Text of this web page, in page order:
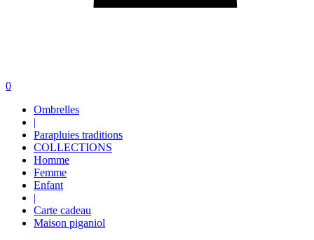
0
Ombrelles
|
Parapluies traditions
COLLECTIONS
Homme
Femme
Enfant
|
Carte cadeau
Maison piganiol